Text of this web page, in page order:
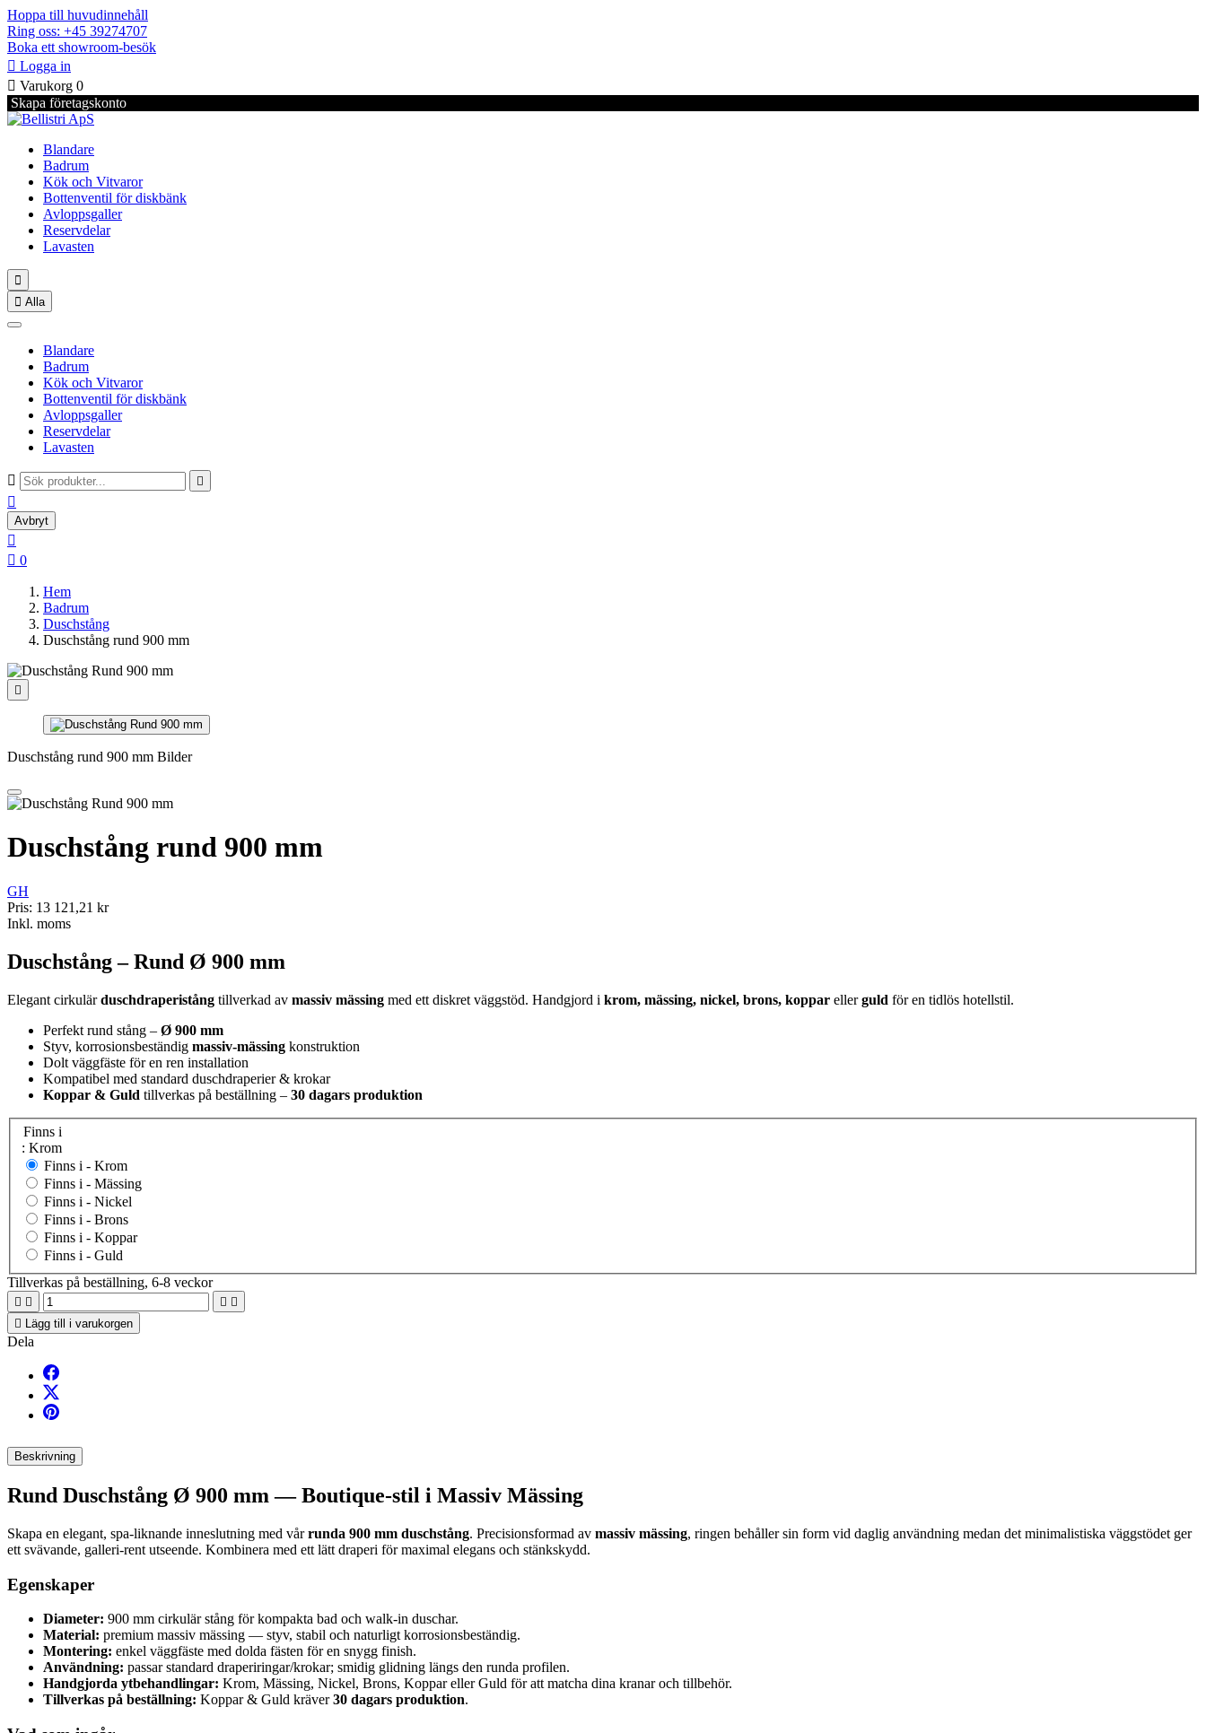
Hoppa till huvudinnehåll
Ring oss: +45 39274707
Boka ett showroom-besök
 Logga in
 Varukorg 0
Skapa företagskonto
Blandare
Badrum
Kök och Vitvaror
Bottenventil för diskbänk
Avloppsgaller
Reservdelar
Lavasten

 Alla
Blandare
Badrum
Kök och Vitvaror
Bottenventil för diskbänk
Avloppsgaller
Reservdelar
Lavasten
 

Avbryt

 0
Hem
Badrum
Duschstång
Duschstång rund 900 mm

Duschstång rund 900 mm Bilder
Duschstång rund 900 mm
GH
Pris: 13 121,21 kr
Inkl. moms
Duschstång – Rund Ø 900 mm
Elegant cirkulärduschdraperistång tillverkad av massiv mässing med ett diskret väggstöd. Handgjord i krom, mässing, nickel, brons, koppar ellerguld för en tidlös hotellstil.
Perfekt rund stång – Ø 900 mm
Styv, korrosionsbeständig massiv-mässing konstruktion
Dolt väggfäste för en ren installation
Kompatibel med standard duschdraperier & krokar
Koppar & Guld tillverkas på beställning – 30 dagars produktion
Finns i
: Krom
Finns i - Krom
Finns i - Mässing
Finns i - Nickel
Finns i - Brons
Finns i - Koppar
Finns i - Guld
Tillverkas på beställning, 6-8 veckor
   
 Lägg till i varukorgen
Dela
Beskrivning
Rund Duschstång Ø 900 mm — Boutique-stil i Massiv Mässing
Skapa en elegant, spa-liknande inneslutning med vårrunda 900 mm duschstång. Precisionsformad av massiv mässing, ringen behåller sin form vid daglig användning medan det minimalistiska väggstödet ger
ett svävande, galleri-rent utseende. Kombinera med ett lätt draperi för maximal elegans och stänkskydd.
Egenskaper
Diameter: 900 mm cirkulär stång för kompakta bad och walk-in duschar.
Material: premium massiv mässing — styv, stabil och naturligt korrosionsbeständig.
Montering: enkel väggfäste med dolda fästen för en snygg finish.
Användning: passar standard draperiringar/krokar; smidig glidning längs den runda profilen.
Handgjorda ytbehandlingar: Krom, Mässing, Nickel, Brons, Koppar eller Guld för att matcha dina kranar och tillbehör.
Tillverkas på beställning: Koppar & Guld kräver30 dagars produktion.